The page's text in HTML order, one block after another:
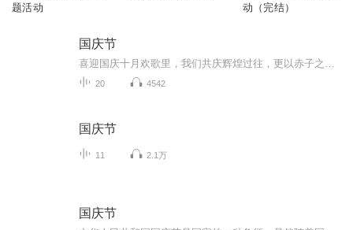
题活动
动（完结）
国庆节
20 4542
国庆节
11 2.1万
国庆节